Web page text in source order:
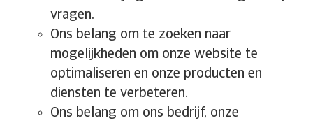
vragen.
Ons belang om te zoeken naar
mogelijkheden om onze website te
optimaliseren en onze producten en
diensten te verbeteren.
Ons belang om ons bedrijf, onze